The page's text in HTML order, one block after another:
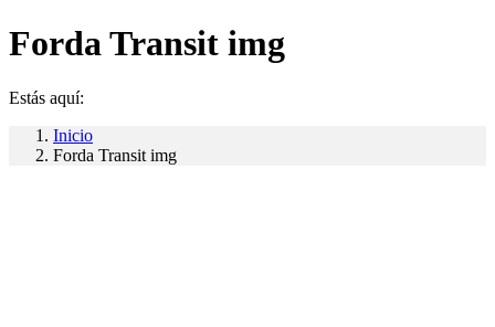
Forda Transit img
Estás aquí:
Inicio
Forda Transit img